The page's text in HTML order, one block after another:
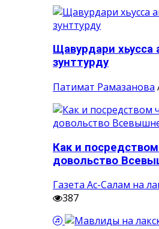
Щавурдари хьусса
зунттурду
Патимат Рамазанова
Как и
довольство
Газета Ас-Салам на
387